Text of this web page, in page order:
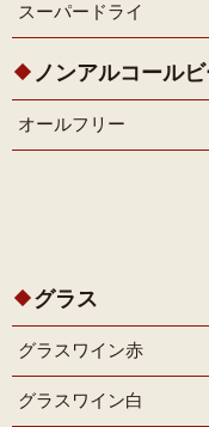
スーパードライ
ノンアルコール
オールフリー
グラス
グラスワイン赤
グラスワイン白